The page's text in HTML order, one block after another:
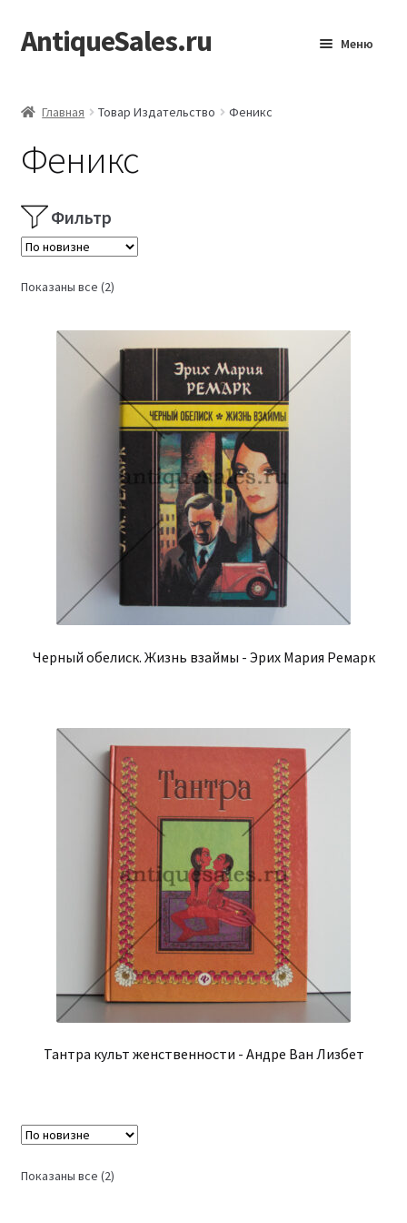
Перейти
к
Перейти
к
AntiqueSales.ru Меню
Главная Товар Издательство Феникс
Феникс
Фильтр
Показаны все (2)Сортировка:
Черный обелиск. Жизнь взаймы - Эрих Мария Ремарк
Тантра культ женственности - Андре Ван Лизбет
Показаны все (2)Сортировка: